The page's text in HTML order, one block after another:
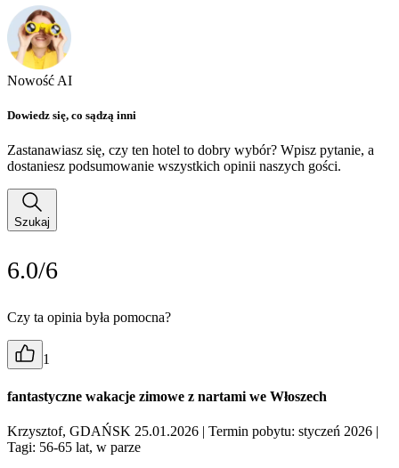
Nowość AI
Dowiedz się, co sądzą inni
Zastanawiasz się, czy ten hotel to dobry wybór? Wpisz pytanie, a
dostaniesz podsumowanie wszystkich opinii naszych gości.
Szukaj
6.0/6
Czy ta opinia była pomocna?
1
fantastyczne wakacje zimowe z nartami we Włoszech
Krzysztof, GDAŃSK 25.01.2026 | Termin pobytu: styczeń 2026 |
Tagi: 56-65 lat, w parze